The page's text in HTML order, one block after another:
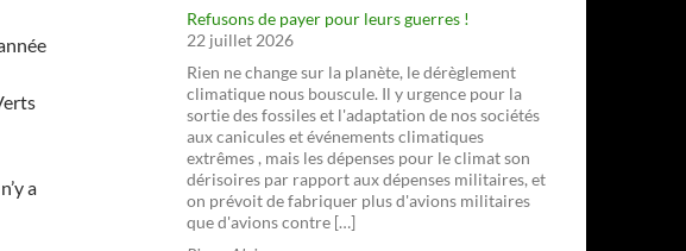
a
Refusons de payer pour leurs guerres !
22 juillet 2026
Rien ne change sur la planète, le dérèglement
climatique nous bouscule. Il y urgence pour la
sortie des fossiles et l'adaptation de nos sociétés
aux canicules et événements climatiques
extrêmes , mais les dépenses pour le climat son
dérisoires par rapport aux dépenses militaires, et
on prévoit de fabriquer plus d'avions militaires
que d'avions contre […]